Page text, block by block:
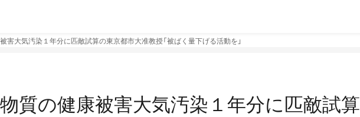
害大気汚染１年分に匹敵試算の東京都市大准教授「被ばく量下げる活動を」
質の健康被害大気汚染１年分に匹敵試算